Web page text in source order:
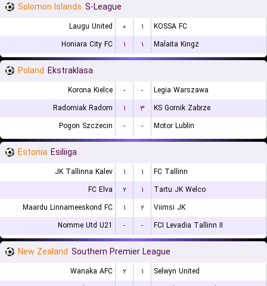
Solomon Islands S-League
Laugu United ۰ ۱
KOSSA FC
Honiara City FC
۱ ۱ Malaita Kingz
Poland Ekstraklasa
Korona Kielce - -
Legia Warszawa
Radomiak Radom
۱ ۳
KS Gornik Zabrze
Pogon Szczecin
- - Motor Lublin
Estonia Esiliiga
JK Tallinna Kalev ۱ ۱
FC Tallinn
FC Elva
۲ ۱
Tartu JK Welco
Maardu Linnameeskond FC
۱ ۲
Viimsi JK
Nomme Utd U21
- - FCI Levadia Tallinn II
New Zealand Southern Premier League
Wanaka AFC ۲ ۱
Selwyn United